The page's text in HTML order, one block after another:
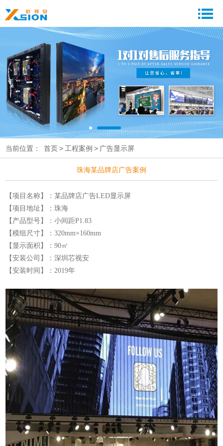
当前位置： 首页> 工程案例 > 广告显示屏
珠海某品牌店广告案例
【项目名称】：某品牌店广告LED显示屏
【项目地址】：珠海
【产品型号】：小间距P1.83
【模组尺寸】：320mm×160mm
【显示面积】：90㎡
【安装公司】：深圳芯视安
【安装时间】：2019年